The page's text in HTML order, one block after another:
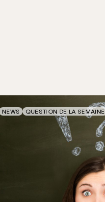
NEWS QUESTION DE LA SEMAINE